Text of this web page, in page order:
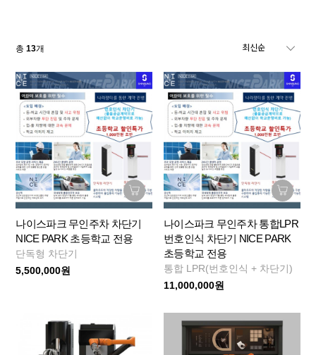
총13개
나이스파크 무인주차 차단기
NICE PARK 초등학교 전용
단독형 차단기
5,500,000원
나이스파크 무인주차 통합LPR
번호인식 차단기 NICE PARK
초등학교 전용
통합 LPR(번호인식 + 차단기)
11,000,000원